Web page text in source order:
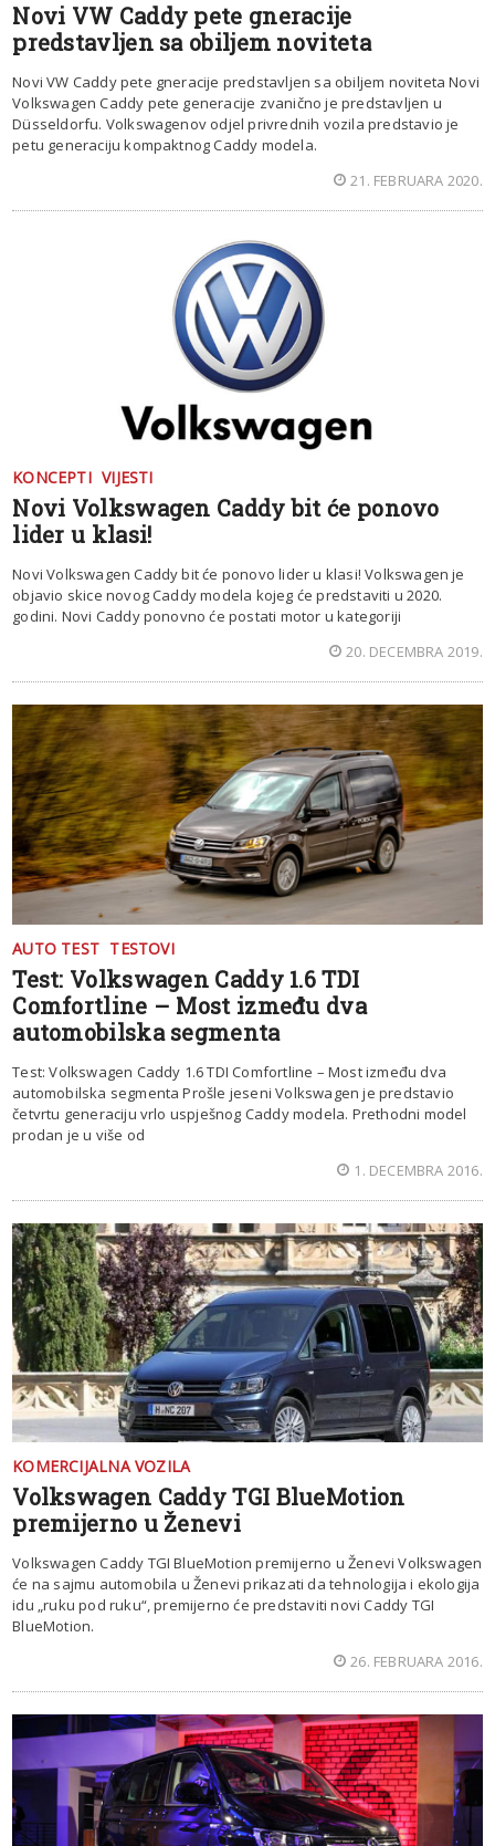
Novi VW Caddy pete gneracije
predstavljen sa obiljem noviteta
Novi VW Caddy pete gneracije predstavljen sa obiljem noviteta Novi
Volkswagen Caddy pete generacije zvanično je predstavljen u
Düsseldorfu. Volkswagenov odjel privrednih vozila predstavio je
petu generaciju kompaktnog Caddy modela.
21. FEBRUARA 2020.
KONCEPTI VIJESTI
Novi Volkswagen Caddy bit će ponovo
lider u klasi!
Novi Volkswagen Caddy bit će ponovo lider u klasi! Volkswagen je
objavio skice novog Caddy modela kojeg će predstaviti u 2020.
godini. Novi Caddy ponovno će postati motor u kategoriji
20. DECEMBRA 2019.
AUTO TEST TESTOVI
Test: Volkswagen Caddy 1.6 TDI
Comfortline – Most između dva
automobilska segmenta
Test: Volkswagen Caddy 1.6 TDI Comfortline – Most između dva
automobilska segmenta Prošle jeseni Volkswagen je predstavio
četvrtu generaciju vrlo uspješnog Caddy modela. Prethodni model
prodan je u više od
1. DECEMBRA 2016.
KOMERCIJALNA VOZILA
Volkswagen Caddy TGI BlueMotion
premijerno u Ženevi
Volkswagen Caddy TGI BlueMotion premijerno u Ženevi Volkswagen
će na sajmu automobila u Ženevi prikazati da tehnologija i ekologija
idu „ruku pod ruku“, premijerno će predstaviti novi Caddy TGI
BlueMotion.
26. FEBRUARA 2016.